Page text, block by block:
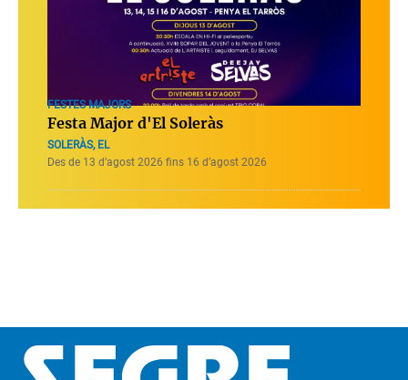
FESTES MAJORS
Festa Major d'El Soleràs
SOLERÀS, EL
Des de 13 d’agost 2026 fins 16 d’agost 2026